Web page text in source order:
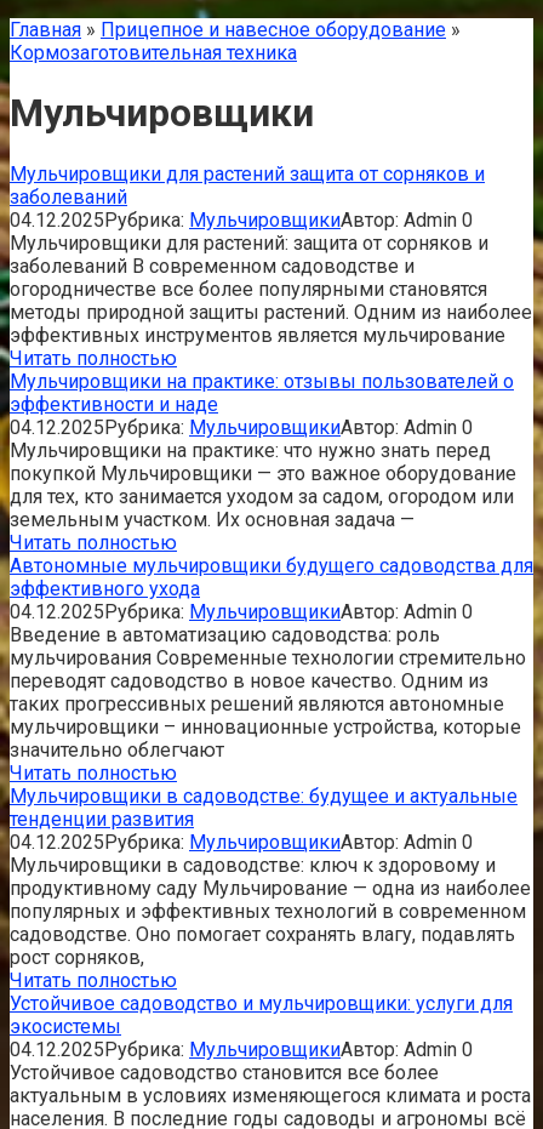
Главная » Прицепное и навесное оборудование »
Кормозаготовительная техника
Мульчировщики
Мульчировщики для растений защита от сорняков и
заболеваний
04.12.2025Рубрика: МульчировщикиАвтор: Admin 0
Мульчировщики для растений: защита от сорняков и
заболеваний В современном садоводстве и
огородничестве все более популярными становятся
методы природной защиты растений. Одним из наиболее
эффективных инструментов является мульчирование
Читать полностью
Мульчировщики на практике: отзывы пользователей о
эффективности и наде
04.12.2025Рубрика: МульчировщикиАвтор: Admin 0
Мульчировщики на практике: что нужно знать перед
покупкой Мульчировщики — это важное оборудование
для тех, кто занимается уходом за садом, огородом или
земельным участком. Их основная задача —
Читать полностью
Автономные мульчировщики будущего садоводства для
эффективного ухода
04.12.2025Рубрика: МульчировщикиАвтор: Admin 0
Введение в автоматизацию садоводства: роль
мульчирования Современные технологии стремительно
переводят садоводство в новое качество. Одним из
таких прогрессивных решений являются автономные
мульчировщики – инновационные устройства, которые
значительно облегчают
Читать полностью
Мульчировщики в садоводстве: будущее и актуальные
тенденции развития
04.12.2025Рубрика: МульчировщикиАвтор: Admin 0
Мульчировщики в садоводстве: ключ к здоровому и
продуктивному саду Мульчирование — одна из наиболее
популярных и эффективных технологий в современном
садоводстве. Оно помогает сохранять влагу, подавлять
рост сорняков,
Читать полностью
Устойчивое садоводство и мульчировщики: услуги для
экосистемы
04.12.2025Рубрика: МульчировщикиАвтор: Admin 0
Устойчивое садоводство становится все более
актуальным в условиях изменяющегося климата и роста
населения. В последние годы садоводы и агрономы всё